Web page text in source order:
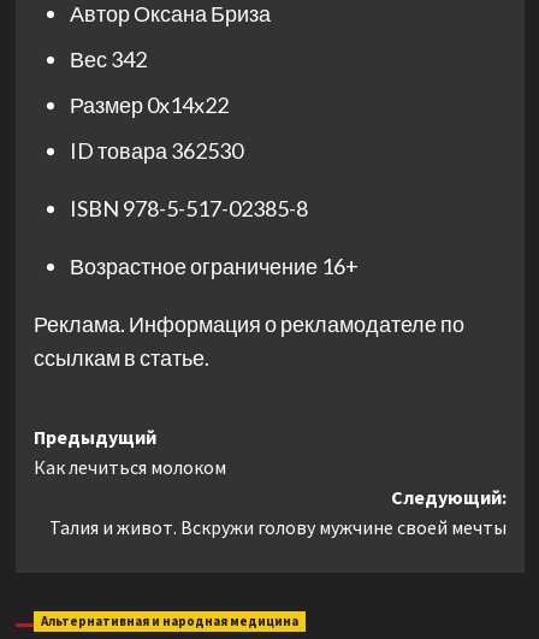
АвторОксана Бриза
Вес342
Размер0x14x22
ID товара 362530
ISBN 978-5-517-02385-8
Возрастное ограничение 16+
Реклама. Информация о рекламодателе по
ссылкам в статье.
Навигация
записи
Предыдущий
Как лечиться молоком
Следующий:
Талия и живот. Вскружи голову мужчине своей мечты
Альтернативная и народная медицина